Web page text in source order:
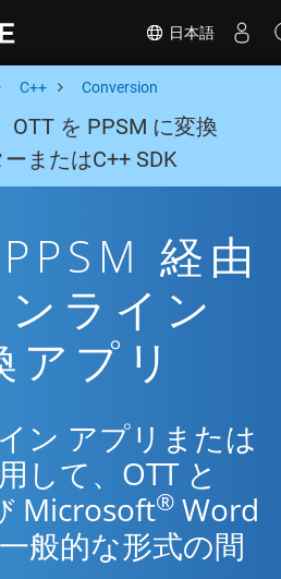
日本語
C++ Conversion
OTT を PPSM に変換
またはC++ SDK
経由
ライン
プリ
ン アプリまたは
して、OTT と
Microsoft® Word
般的な形式の間